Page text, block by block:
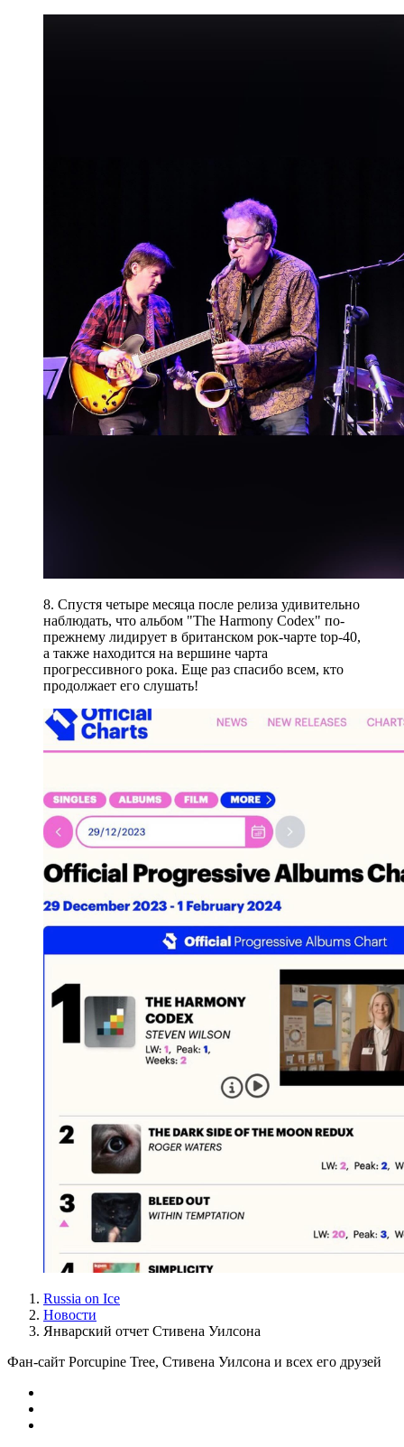
8. Спустя четыре месяца после релиза удивительно
наблюдать, что альбом "The Harmony Codex" по-
прежнему лидирует в британском рок-чарте top-40,
а также находится на вершине чарта
прогрессивного рока. Еще раз спасибо всем, кто
продолжает его слушать!
Russia on Ice
Новости
Январский отчет Стивена Уилсона
Фан-сайт Porcupine Tree, Стивена Уилсона и всех его друзей